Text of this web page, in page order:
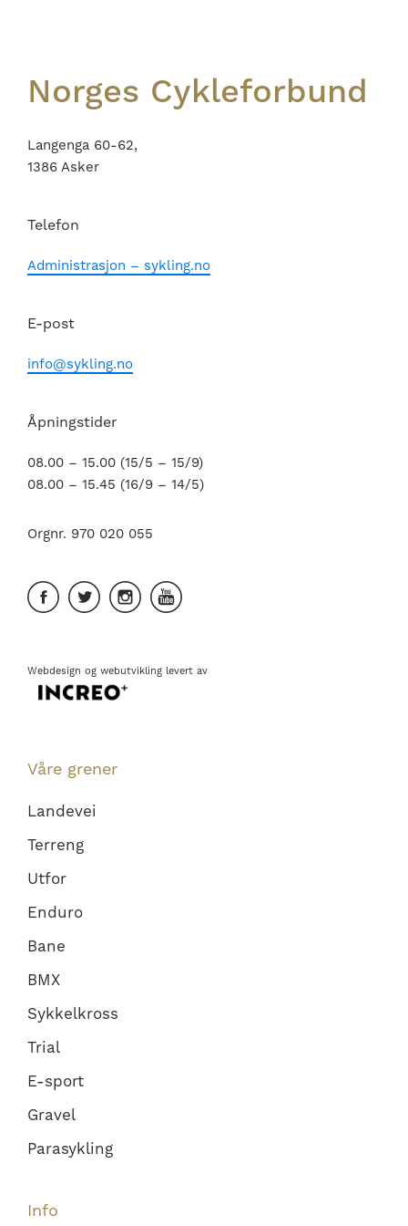
Norges Cykleforbund
Langenga 60-62,
1386 Asker
Telefon
Administrasjon – sykling.no
E-post
info@sykling.no
Åpningstider
08.00 – 15.00 (15/5 – 15/9)
08.00 – 15.45 (16/9 – 14/5)
Orgnr. 970 020 055
Webdesign og webutvikling levert av
Våre grener
Landevei
Terreng
Utfor
Enduro
Bane
BMX
Sykkelkross
Trial
E-sport
Gravel
Parasykling
Info